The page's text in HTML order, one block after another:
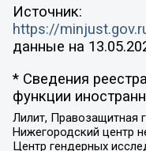
Источник:
https://
данные на
* Сведения
функции
Лилит, Правозащитная
Нижегородский центр
Центр гендерных